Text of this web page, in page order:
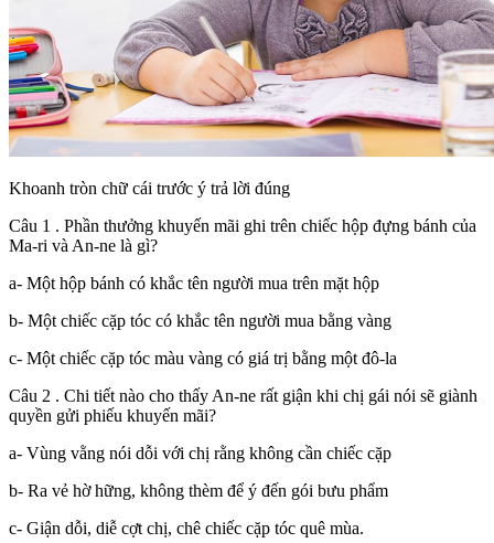
Khoanh tròn chữ cái trước ý trả lời đúng
Câu 1 . Phần thưởng khuyến mãi ghi trên chiếc hộp đựng bánh của
Ma-ri và An-ne là gì?
a- Một hộp bánh có khắc tên người mua trên mặt hộp
b- Một chiếc cặp tóc có khắc tên người mua bằng vàng
c- Một chiếc cặp tóc màu vàng có giá trị bằng một đô-la
Câu 2 . Chi tiết nào cho thấy An-ne rất giận khi chị gái nói sẽ giành
quyền gửi phiếu khuyến mãi?
a- Vùng vằng nói dỗi với chị rằng không cần chiếc cặp
b- Ra vẻ hờ hững, không thèm để ý đến gói bưu phẩm
c- Giận dỗi, diễ cợt chị, chê chiếc cặp tóc quê mùa.